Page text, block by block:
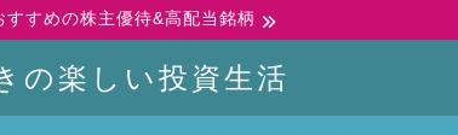
すすめの株主優待&高配当銘柄
の楽しい投資生活